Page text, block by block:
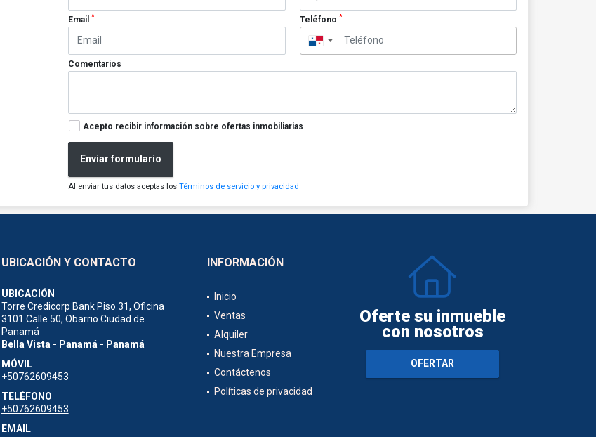
Email* Teléfono *
▼
Comentarios
Acepto recibir información sobre ofertas inmobiliarias
Enviar formulario
Al enviar tus datos aceptas losTérminos de servicio y privacidad
UBICACIÓN Y CONTACTO
UBICACIÓN
Torre Credicorp Bank Piso 31, Oficina
3101 Calle 50, Obarrio Ciudad de
Panamá
Bella Vista - Panamá - Panamá
MÓVIL
+50762609453
TELÉFONO
+50762609453
EMAIL
INFORMACIÓN
Inicio
Ventas
Alquiler
Nuestra Empresa
Contáctenos
Políticas de privacidad
Oferte su inmueble
con nosotros
OFERTAR